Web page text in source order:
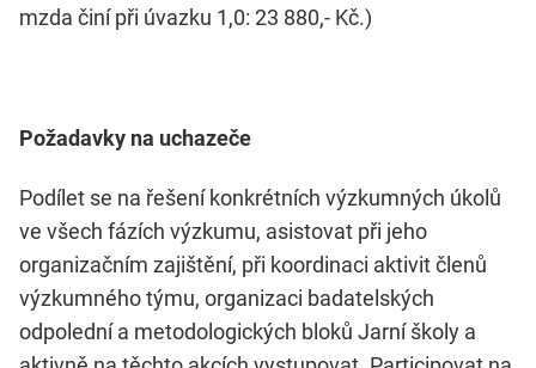
mzda činí při úvazku 1,0: 23 880,- Kč.)
Požadavky na uchazeče
Podílet se na řešení konkrétních výzkumných úkolů
ve všech fázích výzkumu, asistovat při jeho
organizačním zajištění, při koordinaci aktivit členů
výzkumného týmu, organizaci badatelských
odpolední a metodologických bloků Jarní školy a